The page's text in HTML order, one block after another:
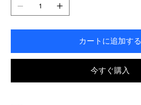
カートに追加する
今すぐ購入